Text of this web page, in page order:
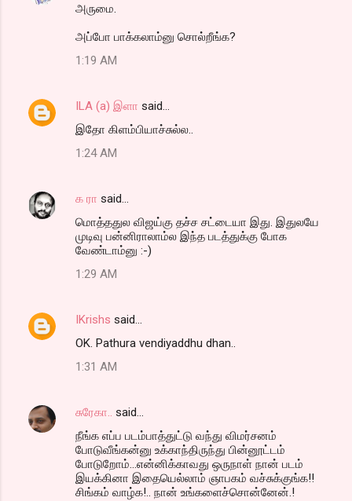
அருமை.
அப்போ பாக்கலாம்னு சொல்றீங்க?
1:19 AM
ILA (a) இளா said…
இதோ கிளம்பியாச்சுல்ல..
1:24 AM
க ரா said…
மொத்ததுல விஜய்கு தச்ச சட்டையா இது. இதுலயே
முடிவு பன்னிராலாம்ல இந்த படத்துக்கு போக
வேண்டாம்னு :-)
1:29 AM
IKrishs said…
OK. Pathura vendiyaddhu dhan..
1:31 AM
சுரேகா.. said…
நீங்க எப்ப படம்பாத்துட்டு வந்து விமர்சனம்
போடுவீங்கன்னு உக்காந்திருந்து பின்னூட்டம்
போடுறோம்...என்னிக்காவது ஒருநாள் நான் படம்
இயக்கினா இதையெல்லாம் ஞாபகம் வச்சுக்குங்க!!
சிங்கம் வாழ்க!.. நான் உங்களைச்சொன்னேன்.!